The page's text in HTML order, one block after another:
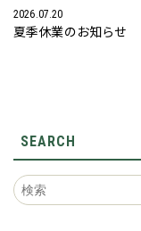
2026.07.20
夏季休業のお知らせ
SEARCH